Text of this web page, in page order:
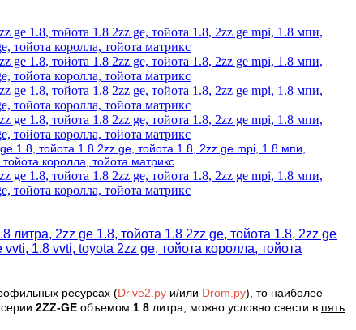
ресурсах (Drive2.ру и/или Drom.ру), то наиболее
серии 2ZZ-GE объемом 1 8 литра, можно условно свести в пять